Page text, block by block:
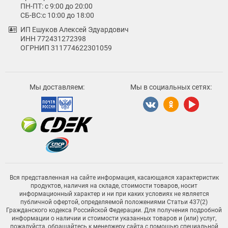
ПН-ПТ: с 9:00 до 20:00
СБ-ВС:с 10:00 до 18:00
ИП Ешуков Алексей Эдуардович
ИНН 772431272398
ОГРНИП 311774622301059
Мы доставляем: Мы в социальных сетях:
Вся представленная на сайте информация, касающаяся характеристик
продуктов, наличия на складе, стоимости товаров, носит
информационный характер и ни при каких условиях не является
публичной офертой, определяемой положениями Статьи 437(2)
Гражданского кодекса Российской Федерации. Для получения подробной
информации о наличии и стоимости указанных товаров и (или) услуг,
пожалуйста, обращайтесь к менеджеру сайта с помощью специальной